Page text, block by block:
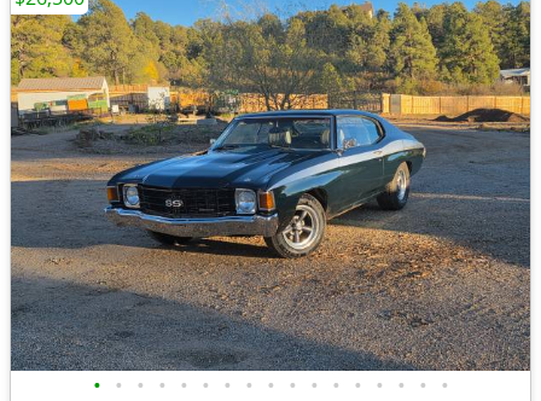
• • • • • • • • • • • • • • • • •